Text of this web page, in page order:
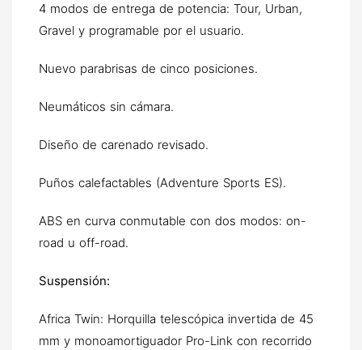
4 modos de entrega de potencia: Tour, Urban,
Gravel y programable por el usuario.
Nuevo parabrisas de cinco posiciones.
Neumáticos sin cámara.
Diseño de carenado revisado.
Puños calefactables (Adventure Sports ES).
ABS en curva conmutable con dos modos: on-
road u off-road.
Suspensión:
Africa Twin: Horquilla telescópica invertida de 45
mm y monoamortiguador Pro-Link con recorrido